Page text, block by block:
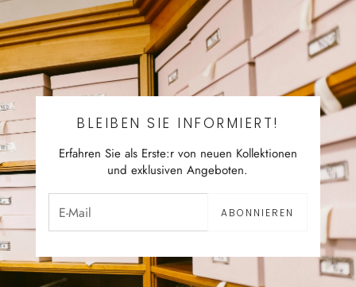
BLEIBEN SIE INFORMIERT!
Erfahren Sie als Erste:r von neuen Kollektionen
und exklusiven Angeboten.
ABONNIEREN